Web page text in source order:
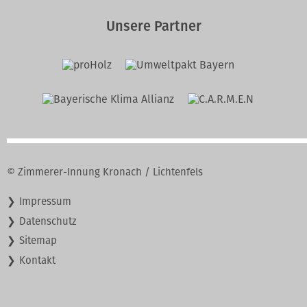
Unsere Partner
© Zimmerer-Innung Kronach / Lichtenfels
Navigation
Impressum
Datenschutz
Sitemap
Kontakt